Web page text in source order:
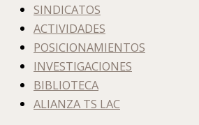
SINDICATOS
ACTIVIDADES
POSICIONAMIENTOS
INVESTIGACIONES
BIBLIOTECA
ALIANZA TS LAC